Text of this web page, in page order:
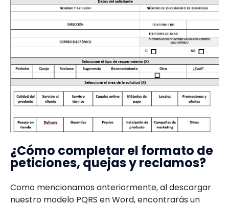
¿Cómo completar el formato de
peticiones, quejas y reclamos?
Como mencionamos anteriormente, al descargar
nuestro modelo PQRS en Word, encontrarás un